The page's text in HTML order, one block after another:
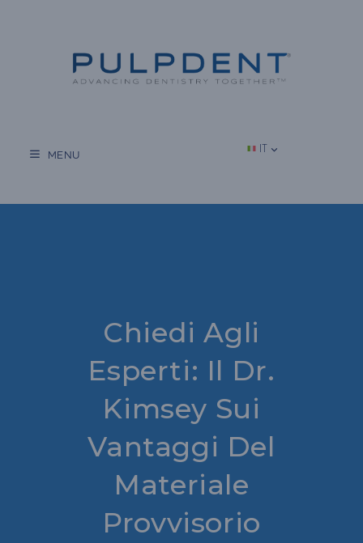
MENU IT
Chiedi Agli
Esperti: Il Dr.
Kimsey Sui
Vantaggi Del
Materiale
Provvisorio